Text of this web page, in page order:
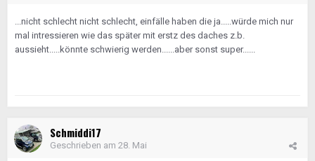
...nicht schlecht nicht schlecht, einfälle haben die ja.....würde mich nur
mal intressieren wie das später mit erstz des daches z.b.
aussieht.....könnte schwierig werden......aber sonst super......
Schmiddi17
Geschrieben am 28. Mai